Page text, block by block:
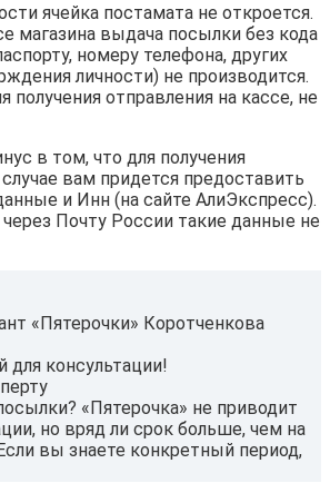
ячейка постамата не откроется.
магазина выдача посылки без кода
номеру телефона, других
личности) не производится.
получения отправления на кассе, не
в том, что для получения
вам придется предоставить
и Инн (на сайте АлиЭкспресс).
Почту России такие данные не
«Пятерочки» Коротченкова
консультации!
«Пятерочка» не приводит
но вряд ли срок больше, чем на
вы знаете конкретный период,